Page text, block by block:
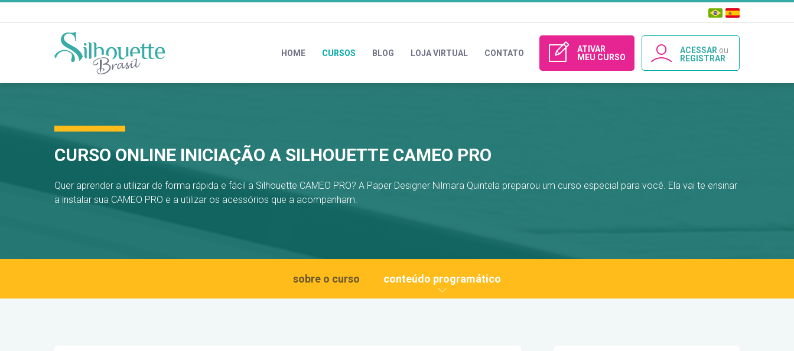
HOME CURSOS BLOG LOJA VIRTUAL CONTATO
ATIVAR
MEU CURSO
ACESSAR ou
REGISTRAR
CURSO ONLINE INICIAÇÃO A SILHOUETTE CAMEO PRO
Quer aprender a utilizar de forma rápida e fácil a Silhouette CAMEO PRO? A Paper Designer Nilmara Quintela preparou um curso especial para você. Ela vai te ensinar
a instalar sua CAMEO PRO e a utilizar os acessórios que a acompanham.
sobre o curso conteúdo programático